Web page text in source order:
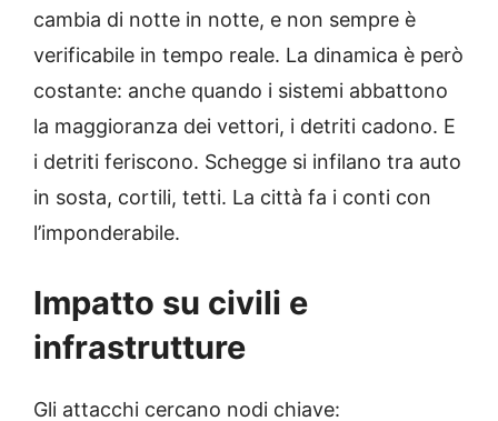
cambia di notte in notte, e non sempre è
verificabile in tempo reale. La dinamica è però
costante: anche quando i sistemi abbattono
la maggioranza dei vettori, i detriti cadono. E
i detriti feriscono. Schegge si infilano tra auto
in sosta, cortili, tetti. La città fa i conti con
l’imponderabile.
Impatto su civili e
infrastrutture
Gli attacchi cercano nodi chiave: